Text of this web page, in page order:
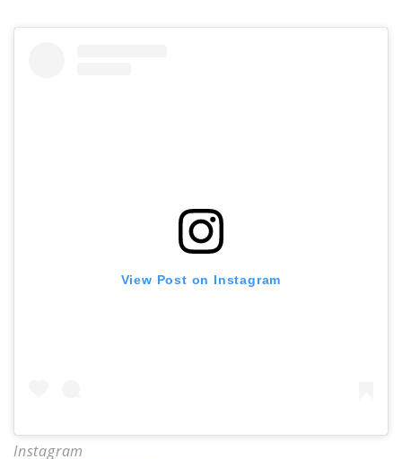
View Post on Instagram
Instagram